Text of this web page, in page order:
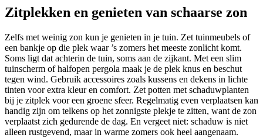
Zitplekken en genieten van schaarse zon
Zelfs met weinig zon kun je genieten in je tuin. Zet tuinmeubels of
een bankje op die plek waar ’s zomers het meeste zonlicht komt.
Soms ligt dat achterin de tuin, soms aan de zijkant. Met een slim
tuinscherm of halfopen pergola maak je de plek knus en beschut
tegen wind. Gebruik accessoires zoals kussens en dekens in lichte
tinten voor extra kleur en comfort. Zet potten met schaduwplanten
bij je zitplek voor een groene sfeer. Regelmatig even verplaatsen kan
handig zijn om telkens op het zonnigste plekje te zitten, want de zon
verplaatst zich gedurende de dag. En vergeet niet: schaduw is niet
alleen rustgevend, maar in warme zomers ook heel aangenaam.